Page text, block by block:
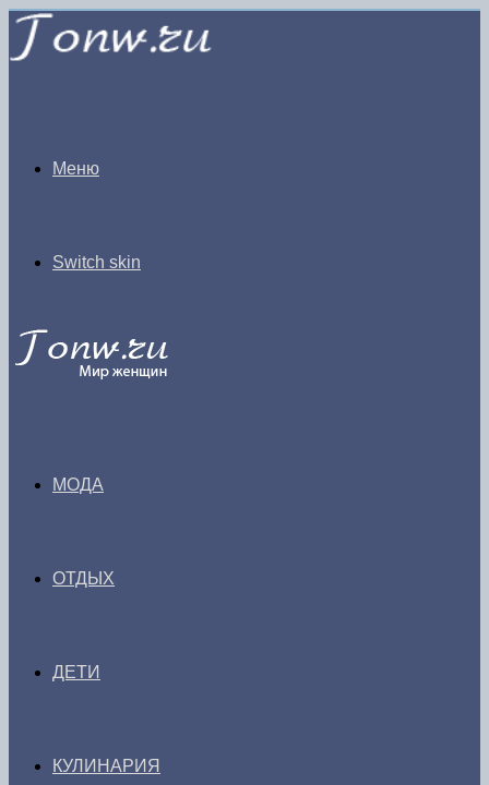
Меню
Switch skin
МОДА
ОТДЫХ
ДЕТИ
КУЛИНАРИЯ